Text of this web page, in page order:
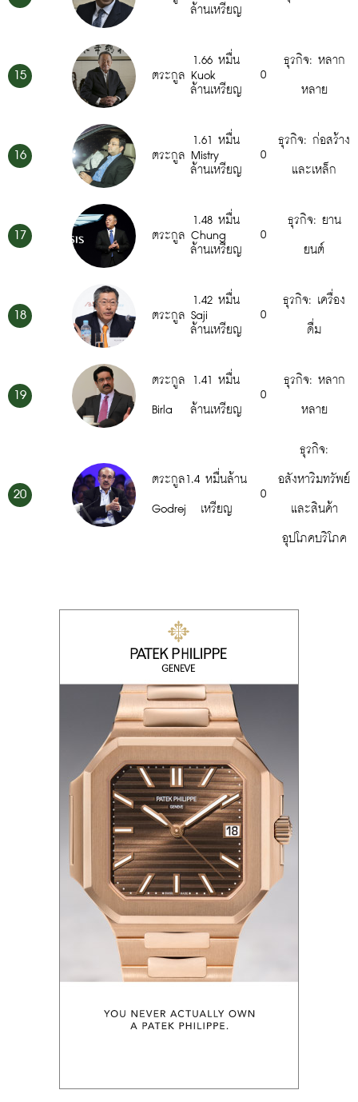
ล้านเหรียญ
15 ตระกูล Kuok
1.66 หมื่น
ล้านเหรียญ
0
ธุรกิจ: หลาก
หลาย
16 ตระกูล Mistry
1.61 หมื่น
ล้านเหรียญ
0
ธุรกิจ: ก่อสร้าง
และเหล็ก
17 ตระกูล Chung
1.48 หมื่น
ล้านเหรียญ
0
ธุรกิจ: ยาน
ยนต์
18 ตระกูล Saji
1.42 หมื่น
ล้านเหรียญ
0
ธุรกิจ: เครื่อง
ดื่ม
19
ตระกูล
Birla
1.41 หมื่น
ล้านเหรียญ
0
ธุรกิจ: หลาก
หลาย
20
ตระกูล
Godrej
1.4 หมื่นล้าน
เหรียญ
0
ธุรกิจ:
อสังหาริมทรัพย์
และสินค้า
อุปโภคบริโภค